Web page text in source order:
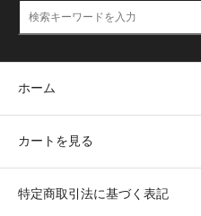
ホーム
カートを見る
特定商取引法に基づく表記